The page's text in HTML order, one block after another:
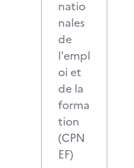
natio
nales
de
l'empl
oi et
de la
forma
tion
(CPN
EF)